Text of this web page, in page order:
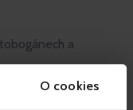
O cookies
a